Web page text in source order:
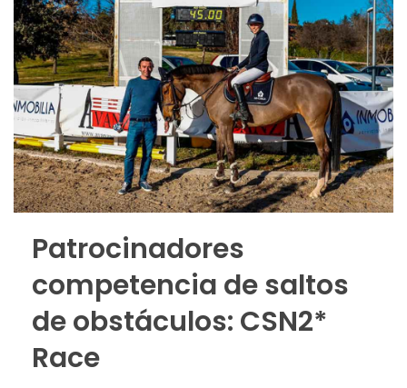
Patrocinadores
competencia de saltos
de obstáculos: CSN2*
Race